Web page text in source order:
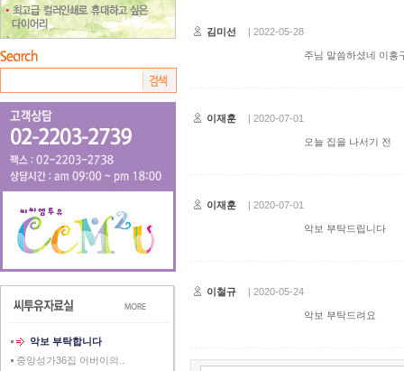
악보 부탁합니다
중앙성가36집 어버이의..
김미선 | 2022-05-28
주님 말씀하셨네 이홍
이재훈 | 2020-07-01
오늘 집을 나서기 전
이재훈 | 2020-07-01
악보 부탁드립니다
이철규 | 2020-05-24
악보 부탁드려요